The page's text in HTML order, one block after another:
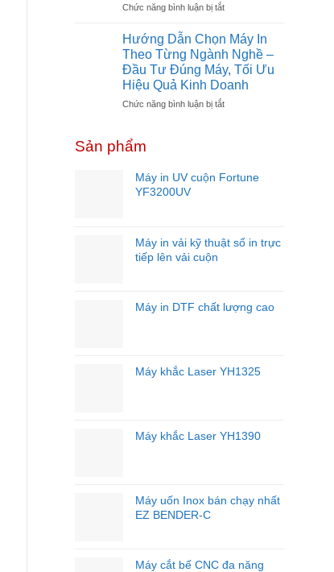
Toán
Tiết
Cho
Người
Mới
Năm
2026
Quảng
Từ
A–
Z
Cho
Người
Mới
Chức năng bình luận bị tắtở
Bảo
Dưỡng
Máy
In
UV
Đúng
Đầu
Hướng Dẫn Chọn Máy In
Theo Từng Ngành Nghề –
Đầu Tư Đúng Máy, Tối Ưu
Hiệu Quả Kinh Doanh
Chức năng bình luận bị tắtở
In
–
Tối
Doanh
Sản phẩm
Máy in UV cuộn Fortune
YF3200UV
Máy in vải kỹ thuật số in trực
tiếp lên vải cuộn
Máy in DTF chất lượng cao
Máy khắc Laser YH1325
Máy khắc Laser YH1390
Máy uốn Inox bán chạy nhất
EZ BENDER-C
Máy cắt bế CNC đa năng